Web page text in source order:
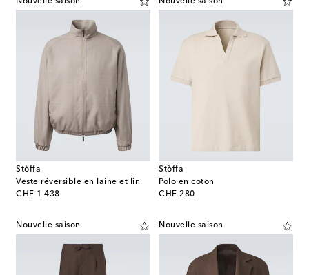
Stòffa
Veste réversible en laine et lin
CHF 1 438
original price
Stòffa
Polo en coton
CHF 280
original price
Nouvelle saison Nouvelle saison